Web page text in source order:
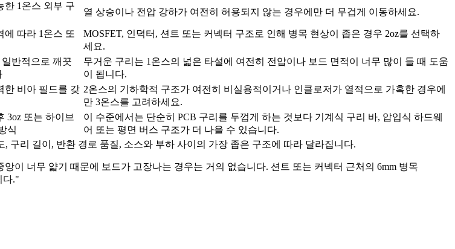
한 1온스 외부 구
열 상승이나 전압 강하가 여전히 허용되지 않는 경우에만 더 무겁게 이동하세요.
에 따라 1온스 또
MOSFET, 인덕터, 션트 또는 커넥터 구조로 인해 병목 현상이 좁은 경우 2oz를 선택하
세요.
반적으로 깨끗
무거운 구리는 1온스의 넓은 타설에 여전히 전압이나 보드 면적이 너무 많이 들 때 도움
이 됩니다.
한 비아 필드를 갖 2온스의 기하학적 구조가 여전히 비실용적이거나 인클로저가 열적으로 가혹한 경우에
만 3온스를 고려하세요.
3oz 또는 하이브
식
이 수준에서는 단순히 PCB 구리를 두껍게 하는 것보다 기계식 구리 바, 압입식 하드웨
어 또는 평면 버스 구조가 더 나을 수 있습니다.
리 길이, 반환 경로 품질, 소스와 부하 사이의 가장 좁은 구조에 따라 달라집니다.
이 너무 얇기 때문에 보드가 고장나는 경우는 거의 없습니다. 션트 또는 커넥터 근처의 6mm 병목
다."